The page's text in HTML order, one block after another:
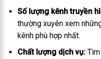
Số lượng kênh truyền
thường xuyên xem
kênh phù hợp nhất.
Chất lượng dịch vụ:Tìm